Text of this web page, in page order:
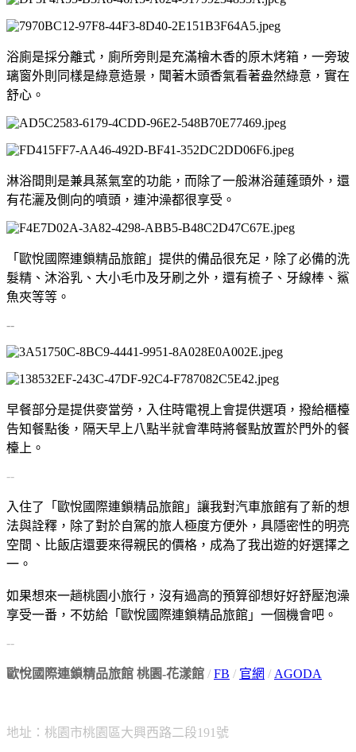
浴廁是採分離式，廁所旁則是充滿檜木香的原木烤箱，一旁玻
璃窗外則同樣是綠意造景，聞著木頭香氣看著盎然綠意，實在
舒心。
淋浴間則是兼具蒸氣室的功能，而除了一般淋浴蓮蓬頭外，還
有花灑及側向的噴頭，連沖澡都很享受。
「歐悅國際連鎖精品旅館」提供的備品很充足，除了必備的洗
髮精、沐浴乳、大小毛巾及牙刷之外，還有梳子、牙線棒、鯊
魚夾等等。
--
早餐部分是提供麥當勞，入住時電視上會提供選項，撥給櫃檯
告知餐點後，隔天早上八點半就會準時將餐點放置於門外的餐
檯上。
--
入住了「歐悅國際連鎖精品旅館」讓我對汽車旅館有了新的想
法與詮釋，除了對於自駕的旅人極度方便外，具隱密性的明亮
空間、比飯店還要來得親民的價格，成為了我出遊的好選擇之
一。
如果想來一趟桃園小旅行，沒有過高的預算卻想好好舒壓泡澡
享受一番，不妨給「歐悅國際連鎖精品旅館」一個機會吧。
--
歐悅國際連鎖精品旅館 桃園-花漾館 / FB / 官網 / AGODA
地址：桃園市桃園區大興西路二段191號